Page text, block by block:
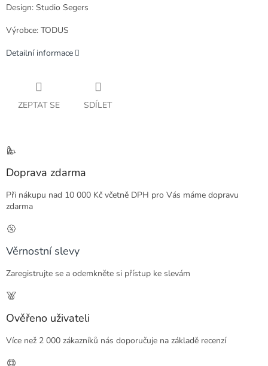
Design: Studio Segers
Výrobce: TODUS
Detailní informace
ZEPTAT SE SDÍLET
Doprava zdarma
Při nákupu nad 10 000 Kč včetně DPH pro Vás máme dopravu
zdarma
Věrnostní slevy
Zaregistrujte se a odemkněte si přístup ke slevám
Ověřeno uživateli
Více než 2 000 zákazníků nás doporučuje na základě recenzí